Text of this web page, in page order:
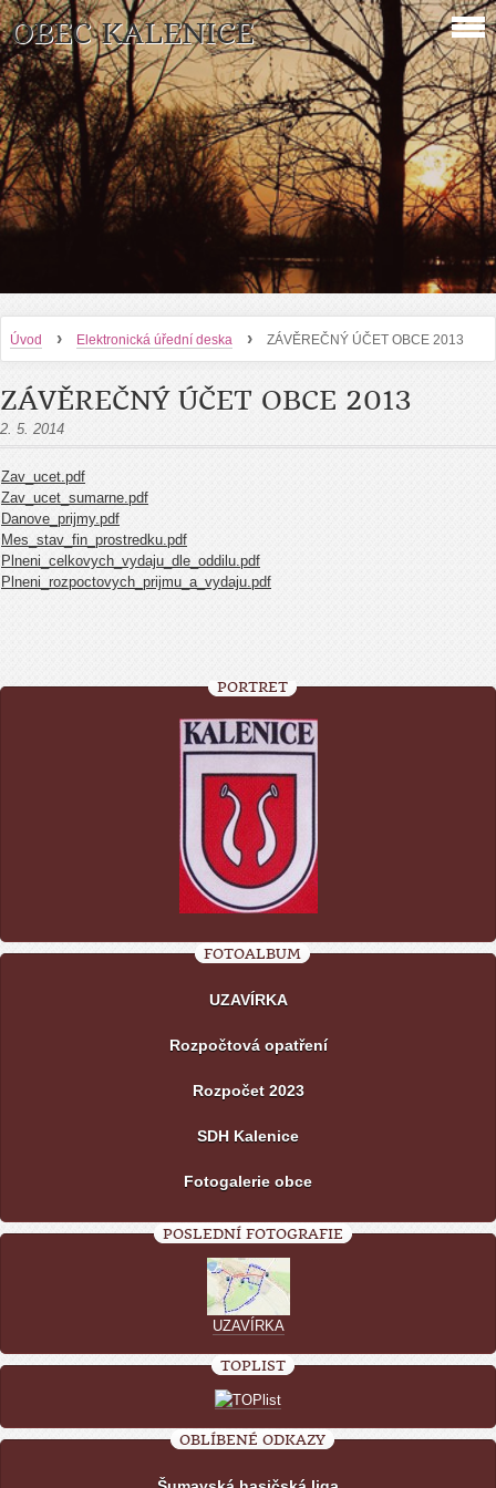
OBEC KALENICE
Úvod › Elektronická úřední deska › ZÁVĚREČNÝ ÚČET OBCE 2013
ZÁVĚREČNÝ ÚČET OBCE 2013
2. 5. 2014
Zav_ucet.pdf
Zav_ucet_sumarne.pdf
Danove_prijmy.pdf
Mes_stav_fin_prostredku.pdf
Plneni_celkovych_vydaju_dle_oddilu.pdf
Plneni_rozpoctovych_prijmu_a_vydaju.pdf
PORTRÉT
FOTOALBUM
UZAVÍRKA
Rozpočtová opatření
Rozpočet 2023
SDH Kalenice
Fotogalerie obce
POSLEDNÍ FOTOGRAFIE
UZAVÍRKA
TOPLIST
OBLÍBENÉ ODKAZY